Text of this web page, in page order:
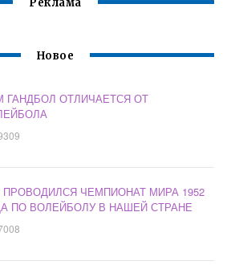
Реклама
Новое
ГАНДБОЛ ОТЛИЧАЕТСЯ ОТ
ПРОВОДИЛСЯ ЧЕМПИОНАТ МИРА 1952
ПО ВОЛЕЙБОЛУ В НАШЕЙ СТРАНЕ